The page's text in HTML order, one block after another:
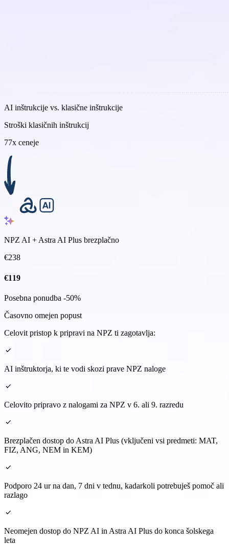
AI inštrukcije vs. klasične inštrukcije
Stroški klasičnih inštrukcij
77x ceneje
NPZ AI + Astra AI Plus brezplačno
€238
€119
Posebna ponudba -50%
Časovno omejen popust
Celovit pristop k pripravi na NPZ ti zagotavlja:
AI inštruktorja, ki te vodi skozi prave NPZ naloge
Celovito pripravo z nalogami za NPZ v 6. ali 9. razredu
Brezplačen dostop do Astra AI Plus (vključeni vsi predmeti: MAT,
FIZ, ANG, NEM in KEM)
Podporo 24 ur na dan, 7 dni v tednu, kadarkoli potrebuješ pomoč ali
razlago
Neomejen dostop do NPZ AI in Astra AI Plus do konca šolskega
leta